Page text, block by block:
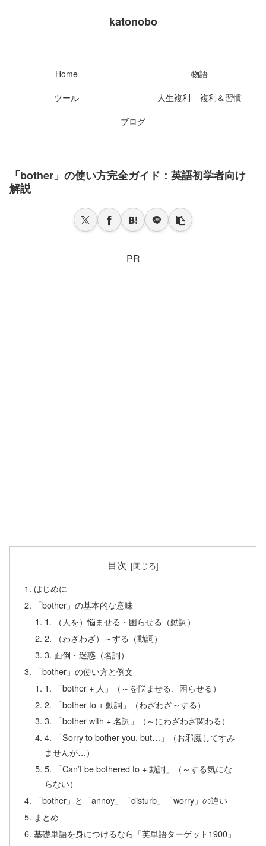
katonobo
Home
物語
ツール
人生複利 – 複利＆習慣
ブログ
「bother」の使い方完全ガイド：英語初学者向け
解説
PR
目次
はじめに
「bother」の基本的な意味
1. （人を）悩ませる・困らせる（動詞）
2. （わざわざ）～する（動詞）
3. 面倒・迷惑（名詞）
「bother」の使い方と例文
1. 「bother + 人」（～を悩ませる、困らせる）
2. 「bother to + 動詞」（わざわざ～する）
3. 「bother with + 名詞」（～にわざわざ関わる）
4. 「Sorry to bother you, but…」（お邪魔してすみ
ませんが…）
5. 「Can’t be bothered to + 動詞」（～する気にな
らない）
「bother」と「annoy」「disturb」「worry」の違い
まとめ
基礎単語を身につけるなら「英単語ターゲット1900」